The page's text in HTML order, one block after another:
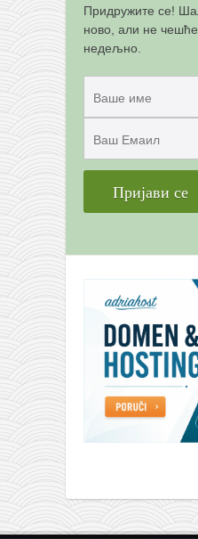
тсунами дојо
програм
снимци наступа
галерија клуба
чланарина
контакт
бесплатна е-књига
моја прича
моја прича
контакт
Придружите се!
ново, али не
недељно.